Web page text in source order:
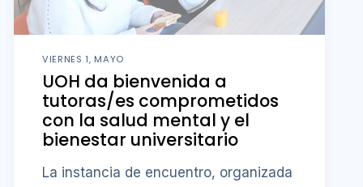
VIERNES 1, MAYO
UOH da bienvenida a
tutoras/es comprometidos
con la salud mental y el
bienestar universitario
La instancia de encuentro, organizada